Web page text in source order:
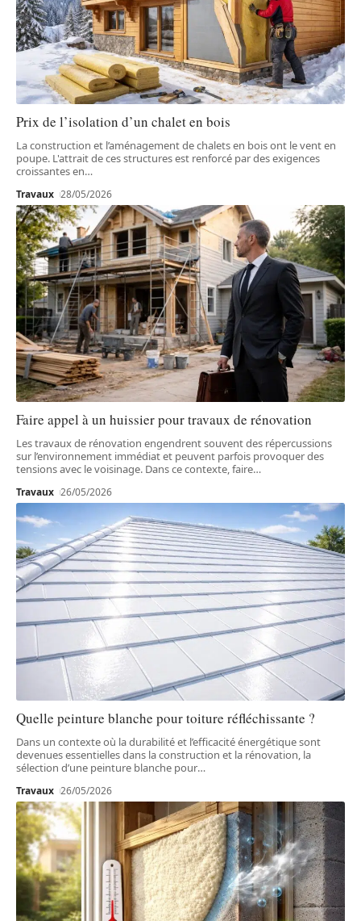
Prix de l’isolation d’un chalet en bois
La construction et l’aménagement de chalets en bois ont le vent en
poupe. L'attrait de ces structures est renforcé par des exigences
croissantes en…
Travaux 28/05/2026
Faire appel à un huissier pour travaux de rénovation
Les travaux de rénovation engendrent souvent des répercussions
sur l’environnement immédiat et peuvent parfois provoquer des
tensions avec le voisinage. Dans ce contexte, faire…
Travaux 26/05/2026
Quelle peinture blanche pour toiture réfléchissante ?
Dans un contexte où la durabilité et l’efficacité énergétique sont
devenues essentielles dans la construction et la rénovation, la
sélection d’une peinture blanche pour…
Travaux 26/05/2026